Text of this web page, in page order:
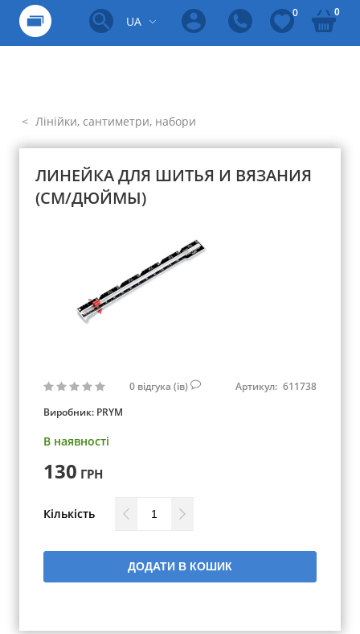
UA
0 0
Лінійки, сантиметри, набори
ЛИНЕЙКА ДЛЯ ШИТЬЯ И ВЯЗАНИЯ
(СМ/ДЮЙМЫ)
0 відгука (ів) Артикул: 611738
Виробник: PRYM
В наявності
130 ГРН
Кількість
ДОДАТИ В КОШИК